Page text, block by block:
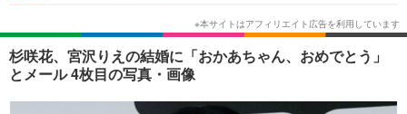
韓国・芸能
音楽 スポーツ
ライフTOP グルメ
ペット ショッピング
その他
リリース一覧
プッシュ通知の停止方法
杉咲花、宮沢りえの結婚に「おかあちゃん、おめでとう」
とメール 4枚目の写真・画像